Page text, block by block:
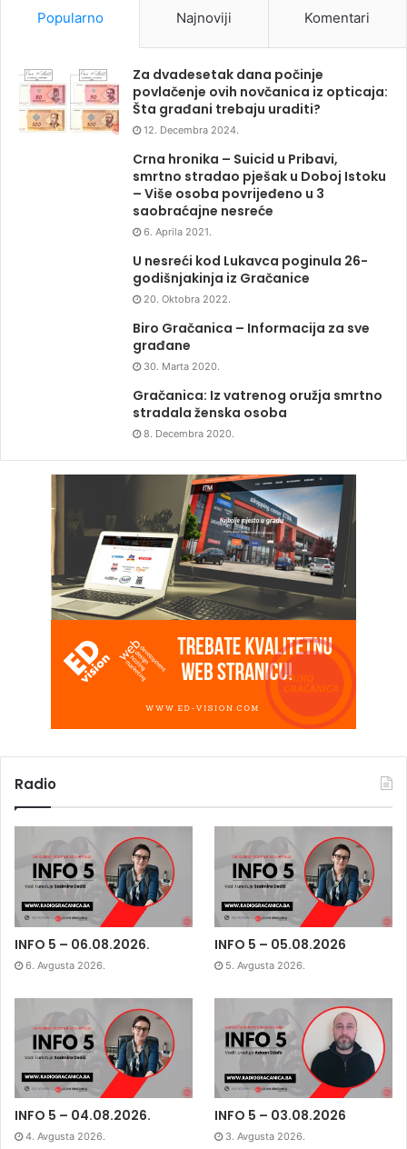
Popularno Najnoviji Komentari
Za dvadesetak dana počinje
povlačenje ovih novčanica iz opticaja:
Šta građani trebaju uraditi?
12. Decembra 2024.
Crna hronika – Suicid u Pribavi,
smrtno stradao pješak u Doboj Istoku
– Više osoba povrijeđeno u 3
saobraćajne nesreće
6. Aprila 2021.
U nesreći kod Lukavca poginula 26-
godišnjakinja iz Gračanice
20. Oktobra 2022.
Biro Gračanica – Informacija za sve
građane
30. Marta 2020.
Gračanica: Iz vatrenog oružja smrtno
stradala ženska osoba
8. Decembra 2020.
Radio
INFO 5 – 06.08.2026.
6. Avgusta 2026.
INFO 5 – 05.08.2026
5. Avgusta 2026.
INFO 5 – 04.08.2026.
4. Avgusta 2026.
INFO 5 – 03.08.2026
3. Avgusta 2026.